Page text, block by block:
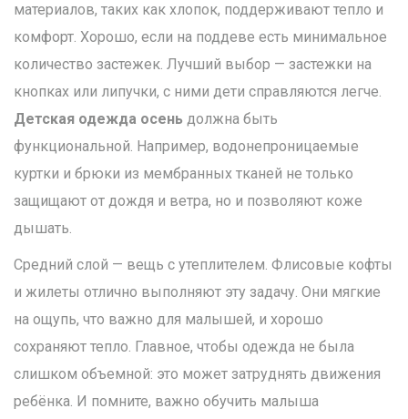
материалов, таких как хлопок, поддерживают тепло и
комфорт. Хорошо, если на поддеве есть минимальное
количество застежек. Лучший выбор — застежки на
кнопках или липучки, с ними дети справляются легче.
Детская одежда осень должна быть
функциональной. Например, водонепроницаемые
куртки и брюки из мембранных тканей не только
защищают от дождя и ветра, но и позволяют коже
дышать.
Средний слой — вещь с утеплителем. Флисовые кофты
и жилеты отлично выполняют эту задачу. Они мягкие
на ощупь, что важно для малышей, и хорошо
сохраняют тепло. Главное, чтобы одежда не была
слишком объемной: это может затруднять движения
ребёнка. И помните, важно обучить малыша